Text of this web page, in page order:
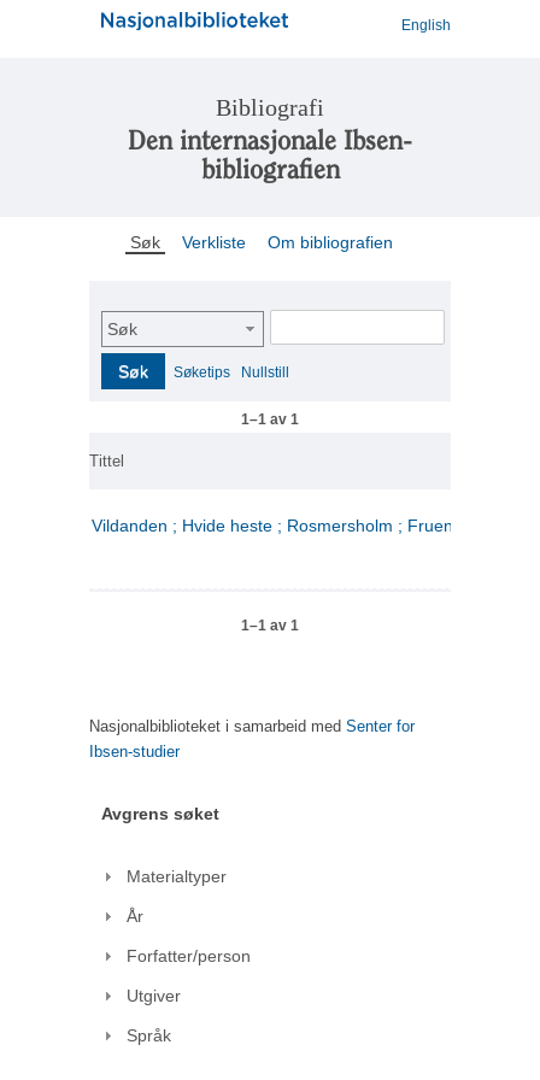
English
Bibliografi
Den internasjonale Ibsen-
bibliografien
Søk Verkliste Om bibliografien
Søk
Søk Søketips Nullstill
1–1 av 1
Tittel
Vildanden ; Hvide heste ; Rosmersholm ; Fruen fra havet
1–1 av 1
Nasjonalbiblioteket i samarbeid med Senter for
Ibsen-studier
Avgrens søket
Materialtyper
År
Forfatter/person
Utgiver
Språk